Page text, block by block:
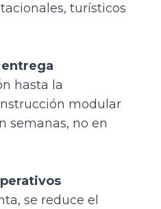
turísticos
hasta la
modular
semanas, no en
se reduce el